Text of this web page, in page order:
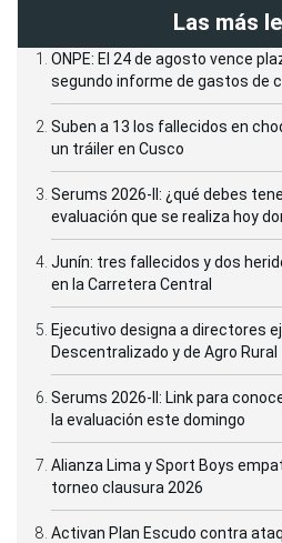
Las más
ONPE: El 24 de agosto vence
segundo informe de gastos de
Suben a 13 los fallecidos en
un tráiler en Cusco
Serums 2026-II: ¿qué debes
evaluación que se realiza hoy
Junín: tres fallecidos y dos
en la Carretera Central
Ejecutivo designa a directores
Descentralizado y de Agro Rural
Serums 2026-II: Link para
la evaluación este domingo
Alianza Lima y Sport Boys
torneo clausura 2026
Activan Plan Escudo contra